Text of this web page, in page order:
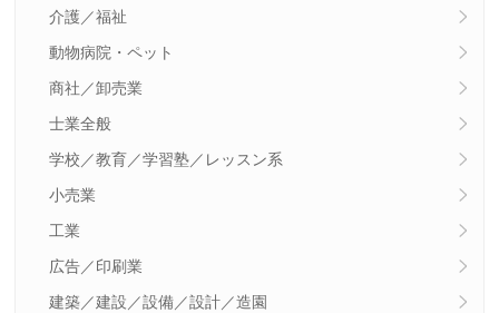
介護／福祉
動物病院・ペット
商社／卸売業
士業全般
学校／教育／学習塾／レッスン系
小売業
工業
広告／印刷業
建築／建設／設備／設計／造園